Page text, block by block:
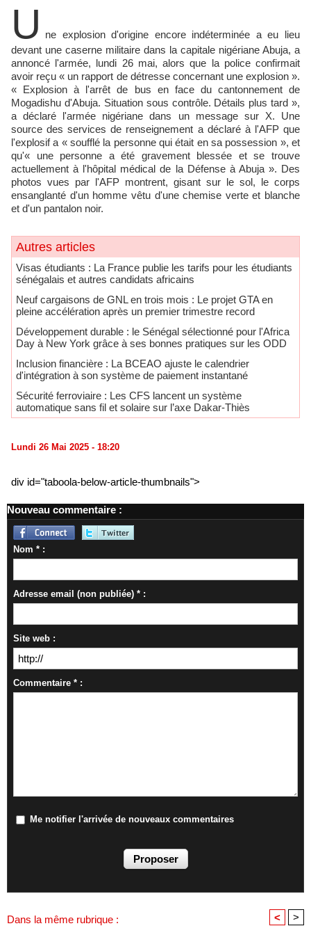
U
ne explosion d'origine encore indéterminée a eu lieu
devant une caserne militaire dans la capitale nigériane Abuja, a
annoncé l'armée, lundi 26 mai, alors que la police confirmait
avoir reçu « un rapport de détresse concernant une explosion ».
« Explosion à l'arrêt de bus en face du cantonnement de
Mogadishu d'Abuja. Situation sous contrôle. Détails plus tard »,
a déclaré l'armée nigériane dans un message sur X. Une
source des services de renseignement a déclaré à l'AFP que
l'explosif a « soufflé la personne qui était en sa possession », et
qu'« une personne a été gravement blessée et se trouve
actuellement à l'hôpital médical de la Défense à Abuja ». Des
photos vues par l'AFP montrent, gisant sur le sol, le corps
ensanglanté d'un homme vêtu d'une chemise verte et blanche
et d'un pantalon noir.
Autres articles
​Visas étudiants : La France publie les tarifs pour les étudiants
sénégalais et autres candidats africains
Neuf cargaisons de GNL en trois mois : Le projet GTA en
pleine accélération après un premier trimestre record
Développement durable : le Sénégal sélectionné pour l'Africa
Day à New York grâce à ses bonnes pratiques sur les ODD
​Inclusion financière : La BCEAO ajuste le calendrier
d'intégration à son système de paiement instantané
Sécurité ferroviaire : Les CFS lancent un système
automatique sans fil et solaire sur l’axe Dakar-Thiès
Lundi 26 Mai 2025 - 18:20
div id="taboola-below-article-thumbnails">
Nouveau commentaire :
Nom * :
Adresse email (non publiée) * :
Site web :
Commentaire * :
Me notifier l'arrivée de nouveaux commentaires
Dans la même rubrique : < >